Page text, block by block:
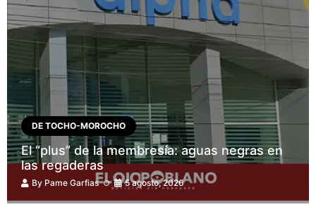
DE TOCHO-MOROCHO
El “plus” de la membresía: aguas negras en
las regaderas
By Pame Garfias 5 agosto, 2026